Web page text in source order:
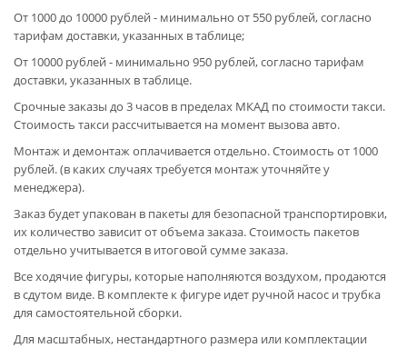
От 1000 до 10000 рублей - минимально от 550 рублей, согласно
тарифам доставки, указанных в таблице;
От 10000 рублей - минимально 950 рублей, согласно тарифам
доставки, указанных в таблице.
Срочные заказы до 3 часов в пределах МКАД по стоимости такси.
Стоимость такси рассчитывается на момент вызова авто.
Монтаж и демонтаж оплачивается отдельно. Стоимость от 1000
рублей. (в каких случаях требуется монтаж уточняйте у
менеджера).
Заказ будет упакован в пакеты для безопасной транспортировки,
их количество зависит от объема заказа. Стоимость пакетов
отдельно учитывается в итоговой сумме заказа.
Все ходячие фигуры, которые наполняются воздухом, продаются
в сдутом виде. В комплекте к фигуре идет ручной насос и трубка
для самостоятельной сборки.
Для масштабных, нестандартного размера или комплектации